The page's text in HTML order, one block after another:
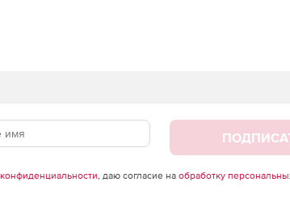
, даю согласие на обработку